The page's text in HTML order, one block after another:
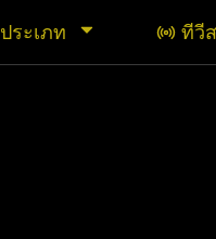
ประเภท ทีวี